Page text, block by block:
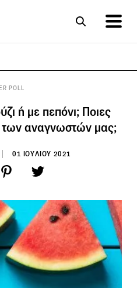
POLL
ή με πεπόνι; Ποιες
των αναγνωστών μας;
01 ΙΟΥΛΙΟΥ 2021